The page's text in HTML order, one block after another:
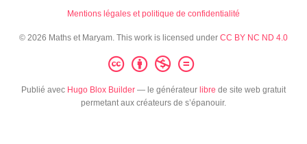
Mentions légales et politique de confidentialité
© 2026 Maths et Maryam. This work is licensed under CC BY NC ND 4.0
Publié avec Hugo Blox Builder — le générateur libre de site web gratuit
permetant aux créateurs de s’épanouir.